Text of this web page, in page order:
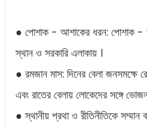
● পোশাক - আশাকের ধরন: পোশাক -
স্থান ও সরকারি এলাকায় ।
● রমজান মাস: দিনের বেলা জনসমক্ষে
এবং রাতের বেলায় লোকেদের সঙ্গে
● স্থানীয় প্রথা ও রীতিনীতিকে